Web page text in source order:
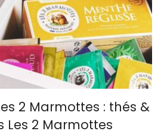
2 Marmottes : thés &
Les 2 Marmottes